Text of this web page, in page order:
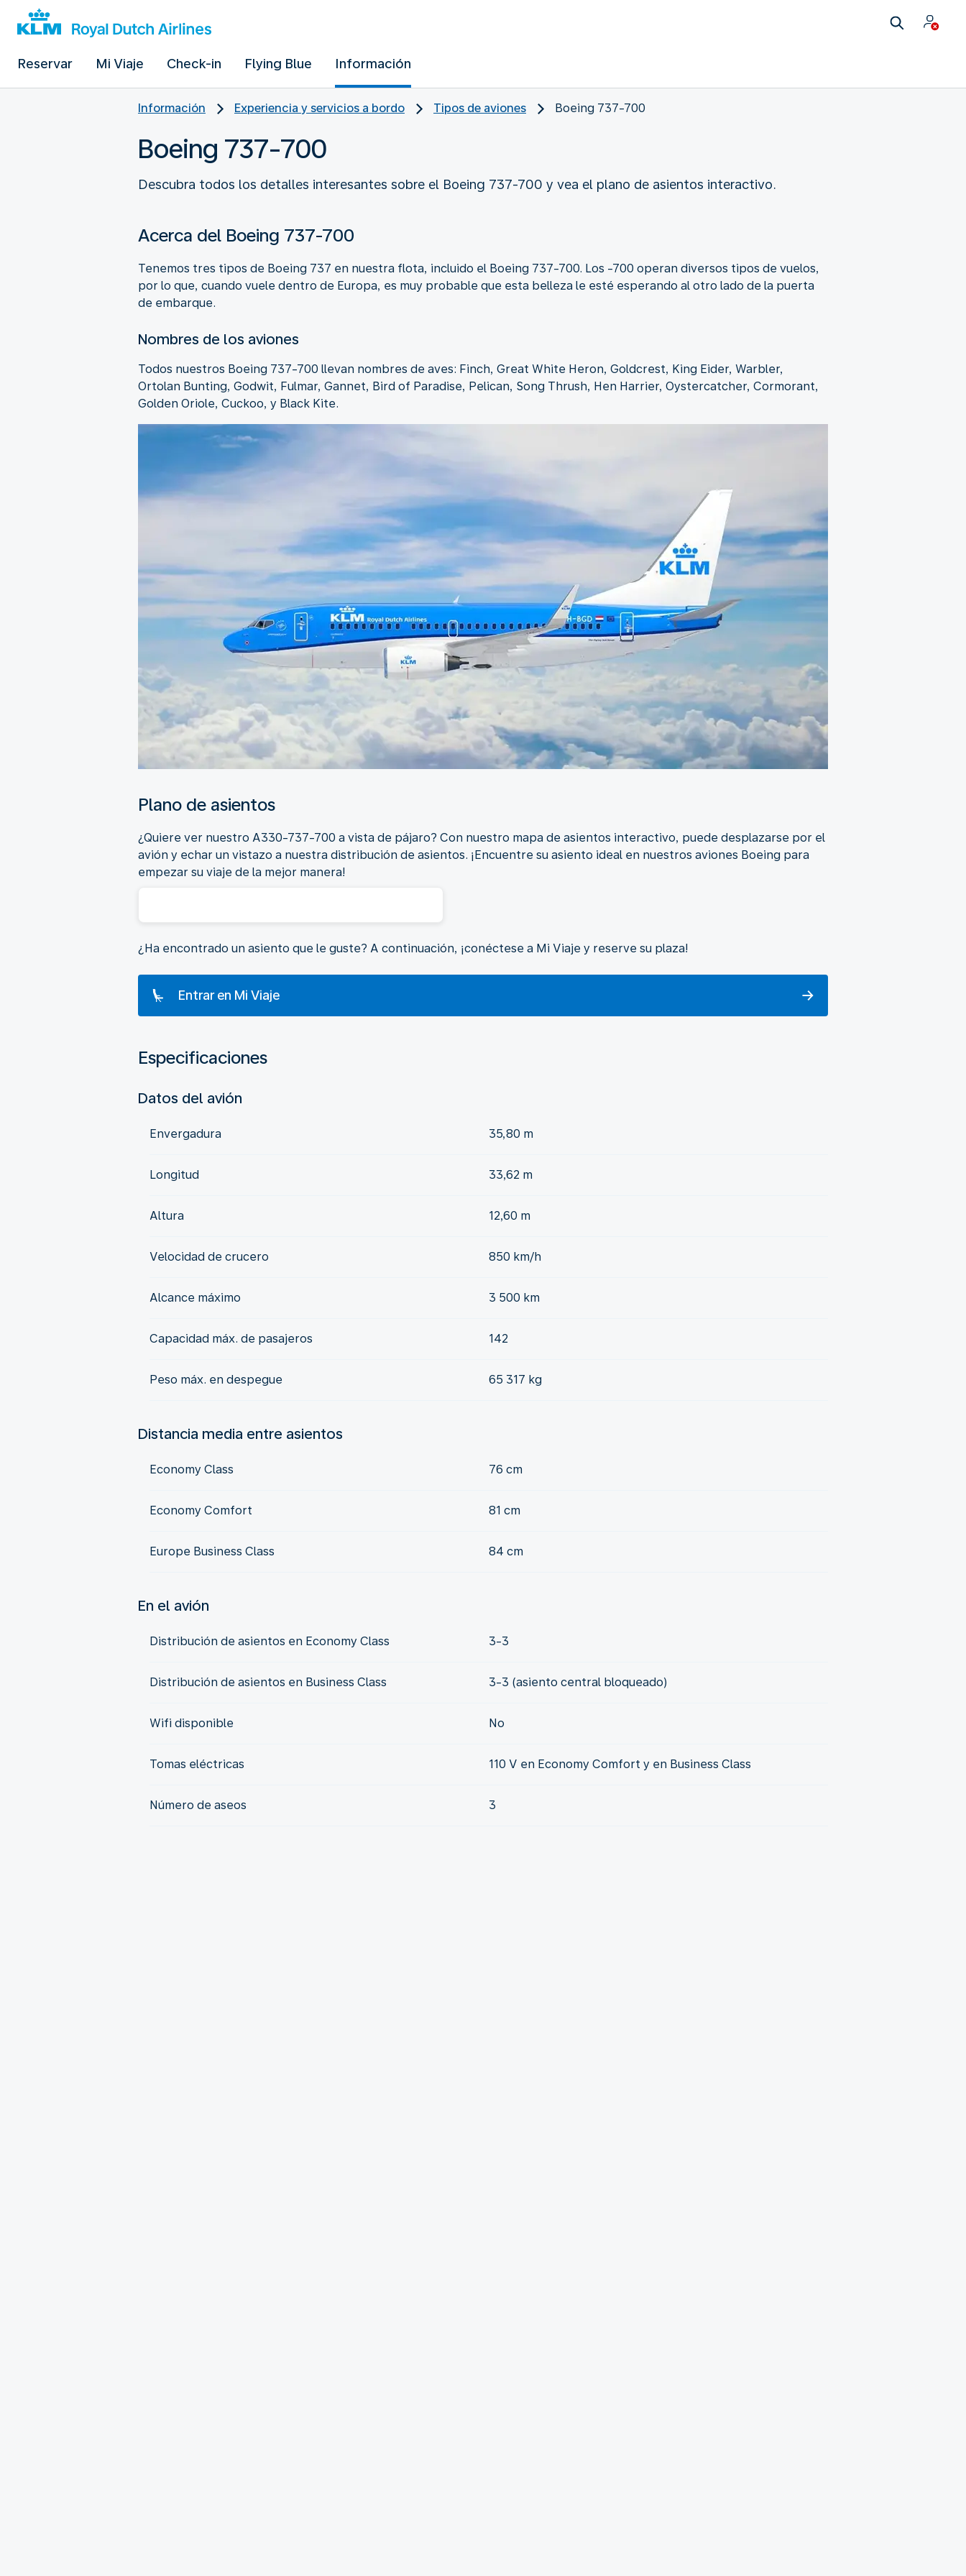
Reservar Mi Viaje Check-in Flying Blue Información
Información Experiencia y servicios a bordo Tipos de aviones Boeing 737-700
Boeing 737-700
Descubra todos los detalles interesantes sobre el Boeing 737-700 y vea el plano de asientos interactivo.
Acerca del Boeing 737-700
Tenemos tres tipos de Boeing 737 en nuestra flota, incluido el Boeing 737-700. Los -700 operan diversos tipos de vuelos,
por lo que, cuando vuele dentro de Europa, es muy probable que esta belleza le esté esperando al otro lado de la puerta
de embarque.
Nombres de los aviones
Todos nuestros Boeing 737-700 llevan nombres de aves: Finch, Great White Heron, Goldcrest, King Eider, Warbler,
Ortolan Bunting, Godwit, Fulmar, Gannet, Bird of Paradise, Pelican, Song Thrush, Hen Harrier, Oystercatcher, Cormorant,
Golden Oriole, Cuckoo, y Black Kite.
Plano de asientos
¿Quiere ver nuestro A330-737-700 a vista de pájaro? Con nuestro mapa de asientos interactivo, puede desplazarse por el
avión y echar un vistazo a nuestra distribución de asientos. ¡Encuentre su asiento ideal en nuestros aviones Boeing para
empezar su viaje de la mejor manera!
¿Ha encontrado un asiento que le guste? A continuación, ¡conéctese a Mi Viaje y reserve su plaza!
Entrar en Mi Viaje
Especificaciones
Datos del avión
Envergadura 35,80 m
Longitud 33,62 m
Altura 12,60 m
Velocidad de crucero 850 km/h
Alcance máximo 3 500 km
Capacidad máx. de pasajeros 142
Peso máx. en despegue 65 317 kg
Distancia media entre asientos
Economy Class 76 cm
Economy Comfort 81 cm
Europe Business Class 84 cm
En el avión
Distribución de asientos en Economy Class 3-3
Distribución de asientos en Business Class 3-3 (asiento central bloqueado)
Wifi disponible No
Tomas eléctricas 110 V en Economy Comfort y en Business Class
Número de aseos 3